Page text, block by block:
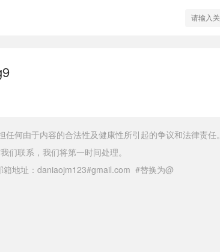
何由于内容的合法性及健康性所引起的争议和法律责任。
们联系，我们将第一时间处理。
地址：daniaojm123#gmail.com #替换为@